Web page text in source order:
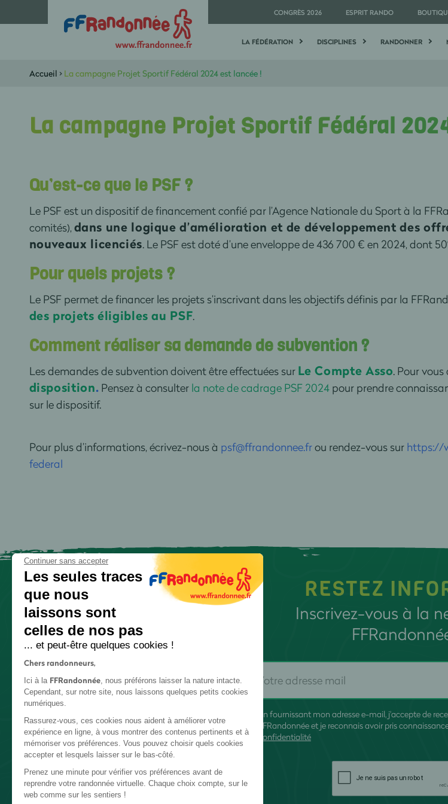
CONGRÈS 2026 ESPRIT RANDO
LA FÉDÉRATION DISCIPLINES RANDONNER
Accueil > La campagne Projet Sportif Fédéral 2024 est lancée !
La campagne Projet Sportif Fédéral
Qu’est-ce que le PSF ?
Le PSF est un dispositif de financement confié par l’Agence Nationale du Sport à la
comités),dans une logique d’amélioration et de développement des
nouveaux licenciés. Le PSF est doté d’une enveloppe de 436 700 € en 2024, dont
Pour quels projets ?
Le PSF permet de financer les projets s’inscrivant dans les objectifs définis par la
des projets éligibles au PSF.
Comment réaliser sa demande de subvention ?
Les demandes de subvention doivent être effectuées sur Le Compte Asso. Pour
disposition. Pensez à consulter la note de cadrage PSF 2024 pour prendre
sur le dispositif.
Pour plus d’informations, écrivez-nous à psf@ffrandonnee.frou rendez-vous sur https://
federal
RESTEZ
Inscrivez-vous à la
En fournissant mon adresse e-mail, j'accepte de
FFRandonnée et je reconnais avoir pris
confidentialité
Continuer sans accepter
Les seules traces
que nous
laissons sont
celles de nos pas
... et peut-être quelques cookies !
Chers randonneurs,
Ici à la FFRandonnée, nous préférons laisser la nature intacte.
Cependant, sur notre site, nous laissons quelques petits cookies
numériques.
Rassurez-vous, ces cookies nous aident à améliorer votre
expérience en ligne, à vous montrer des contenus pertinents et à
mémoriser vos préférences. Vous pouvez choisir quels cookies
accepter et lesquels laisser sur le bas-côté.
Prenez une minute pour vérifier vos préférences avant de
reprendre votre randonnée virtuelle. Chaque choix compte, sur le
web comme sur les sentiers !